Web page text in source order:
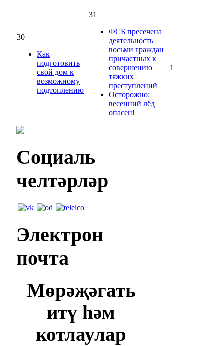
30
Как
подготовить
свой дом к
возможному
подтоплению
31
ФСБ пресечена
деятельность
восьми граждан
причастных к
совершению
тяжких
преступлений
Осторожно:
весенний лёд
опасен!
1
Социаль
челтәрләр
Электрон
почта
Мөрәҗәгать
итү һәм
котлаулар